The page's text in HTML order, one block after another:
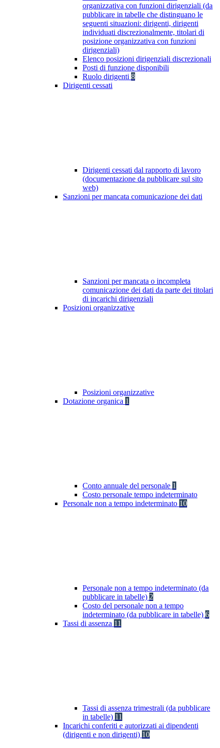
organizzativa con funzioni dirigenziali (da
pubblicare in tabelle che distinguano le
seguenti situazioni: dirigenti, dirigenti
individuati discrezionalmente, titolari di
posizione organizzativa con funzioni
dirigenziali)
Elenco posizioni dirigenziali discrezionali
Posti di funzione disponibili
Ruolo dirigenti 8
Dirigenti cessati
Dirigenti cessati dal rapporto di lavoro
(documentazione da pubblicare sul sito
web)
Sanzioni per mancata comunicazione dei dati
Sanzioni per mancata o incompleta
comunicazione dei dati da parte dei titolari
di incarichi dirigenziali
Posizioni organizzative
Posizioni organizzative
Dotazione organica 1
Conto annuale del personale 1
Costo personale tempo indeterminato
Personale non a tempo indeterminato 10
Personale non a tempo indeterminato (da
pubblicare in tabelle) 2
Costo del personale non a tempo
indeterminato (da pubblicare in tabelle) 6
Tassi di assenza 11
Tassi di assenza trimestrali (da pubblicare
in tabelle) 11
Incarichi conferiti e autorizzati ai dipendenti
(dirigenti e non dirigenti) 10